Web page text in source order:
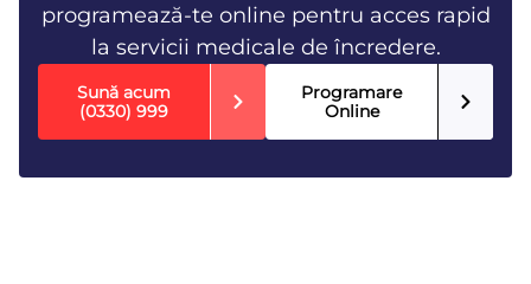
programează-te online pentru acces rapid
la servicii medicale de încredere.
Sună acum
(0330) 999
Programare
Online